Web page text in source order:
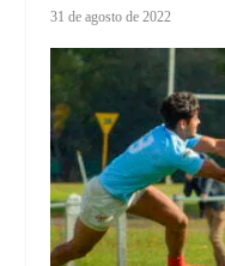
31 de agosto de 2022